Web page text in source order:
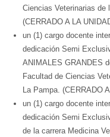
Ciencias Veterinarias de
(CERRADO A LA
un (1) cargo docente
dedicación Semi
ANIMALES GRANDES
Facultad de Ciencias
La Pampa. (CERRADO
un (1) cargo docente
dedicación Semi
de la carrera Medicina